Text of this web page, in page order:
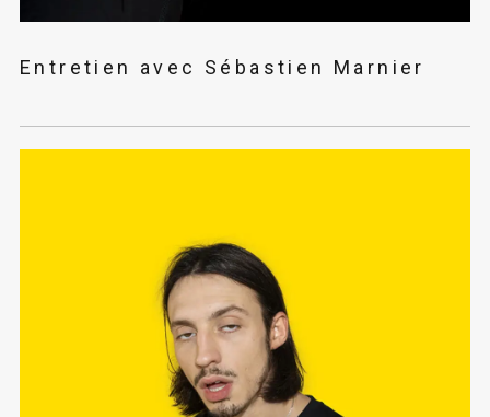
Entretien avec Sébastien Marnier